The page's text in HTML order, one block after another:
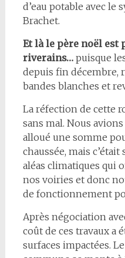
d’eau potable avec le
Brachet.
Et là le père noël est
riverains…puisque
depuis fin décembre,
bandes blanches et
La réfection de cette
sans mal. Nous
alloué une somme
chaussée, mais
aléas climatiques qui
nos voiries et donc
de fonctionnement
Après négociation
coût de ces travaux a
surfaces impactées.